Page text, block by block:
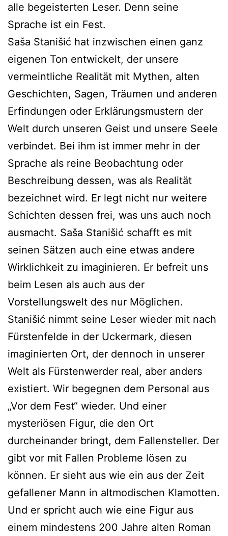
alle begeisterten Leser. Denn seine
Sprache ist ein Fest.
Saša Stanišić hat inzwischen einen ganz
eigenen Ton entwickelt, der unsere
vermeintliche Realität mit Mythen, alten
Geschichten, Sagen, Träumen und anderen
Erfindungen oder Erklärungsmustern der
Welt durch unseren Geist und unsere Seele
verbindet. Bei ihm ist immer mehr in der
Sprache als reine Beobachtung oder
Beschreibung dessen, was als Realität
bezeichnet wird. Er legt nicht nur weitere
Schichten dessen frei, was uns auch noch
ausmacht. Saša Stanišić schafft es mit
seinen Sätzen auch eine etwas andere
Wirklichkeit zu imaginieren. Er befreit uns
beim Lesen als auch aus der
Vorstellungswelt des nur Möglichen.
Stanišić nimmt seine Leser wieder mit nach
Fürstenfelde in der Uckermark, diesen
imaginierten Ort, der dennoch in unserer
Welt als Fürstenwerder real, aber anders
existiert. Wir begegnen dem Personal aus
„Vor dem Fest“ wieder. Und einer
mysteriösen Figur, die den Ort
durcheinander bringt, dem Fallensteller. Der
gibt vor mit Fallen Probleme lösen zu
können. Er sieht aus wie ein aus der Zeit
gefallener Mann in altmodischen Klamotten.
Und er spricht auch wie eine Figur aus
einem mindestens 200 Jahre alten Roman